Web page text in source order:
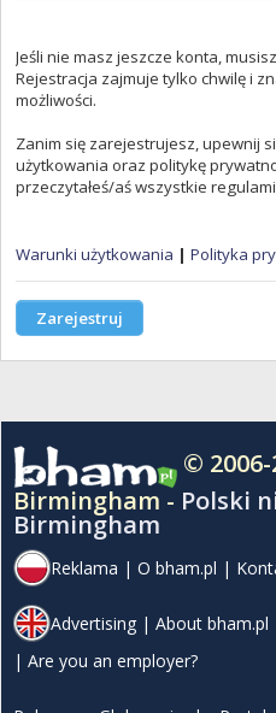
Jeśli nie masz jeszcze konta,
Rejestracja zajmuje tylko chwilę i
możliwości.
Zanim się zarejestrujesz, upewnij
użytkowania oraz politykę
przeczytałeś/aś wszystkie
Warunki użytkowania | Polityka
Zarejestruj
©
Birmingham - Polski
Birmingham
Reklama | O bham.pl |
Advertising | About bham.pl
| Are you an employer?